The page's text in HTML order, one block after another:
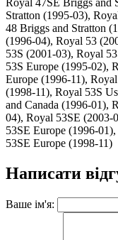
Royal 47SE Briggs and
Stratton (1995-03),
48 Briggs and Stratton
(1996-04), Royal 53
53S (2001-03), Royal
53S Europe (1995-02),
Europe (1996-11),
(1998-11), Royal 53S
and Canada (1996-01),
04), Royal 53SE (2003-
53SE Europe (1996-
53SE Europe (1998-11)
Написати
Ваше ім'я: